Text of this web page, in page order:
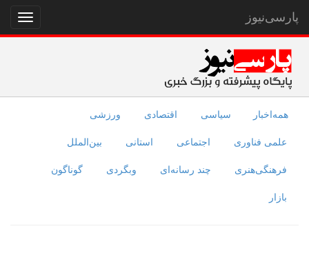
نمایش
منو
پارسی‌نیوز
همه‌اخبار سیاسی اقتصادی ورزشی
علمی فناوری اجتماعی استانی بین‌الملل
فرهنگی‌هنری چند رسانه‌ای وبگردی گوناگون
بازار